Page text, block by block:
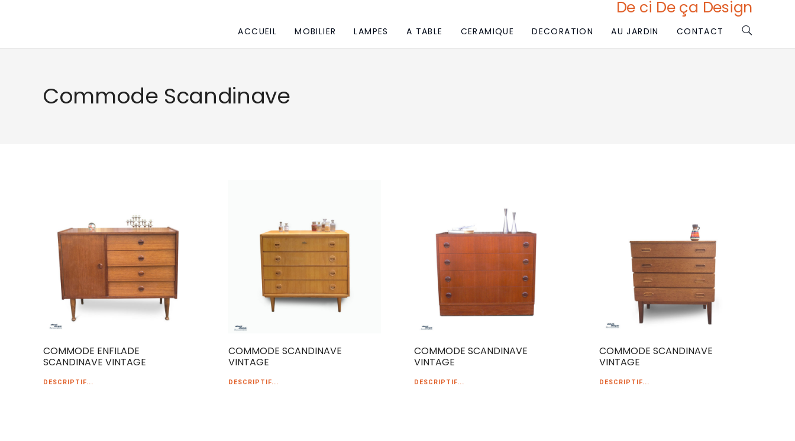
De ci De ça Design
ACCUEIL MOBILIER LAMPES A TABLE CERAMIQUE DECORATION AU JARDIN CONTACT
Commode Scandinave
COMMODE ENFILADE
SCANDINAVE VINTAGE
DESCRIPTIF...
COMMODE SCANDINAVE
VINTAGE
DESCRIPTIF...
COMMODE SCANDINAVE
VINTAGE
DESCRIPTIF...
COMMODE SCANDINAVE
VINTAGE
DESCRIPTIF...